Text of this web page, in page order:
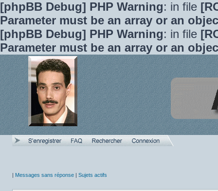
[phpBB Debug] PHP Warning: in file
Parameter must be an array or an
[phpBB Debug] PHP Warning: in file
Parameter must be an array or an
| Messages sans réponse | Sujets actifs